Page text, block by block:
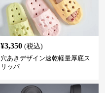
¥3,350 (税込)
穴あきデザイン速乾軽量厚底ス
リッパ